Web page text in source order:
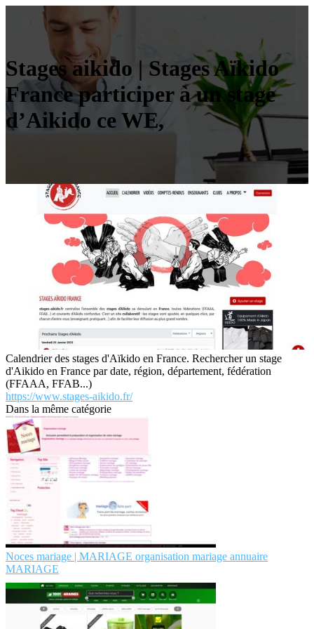
Stages aikido | Stages Aïkido
France participer à un stage
d’Aikido ce WE,
Calendrier des stages d'Aïkido en France. Rechercher un stage
d'Aikido en France par date, région, département, fédération
(FFAAA, FFAB...)
https://www.stages-aikido.fr/
Dans la même catégorie
Noces mariage | MARIAGE or­ganisa­tion mariage annuaire
MARIAGE